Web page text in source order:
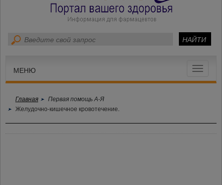
Toggle
МЕНЮ
Главная
Первая помощь А-Я
Желудочно-кишечное кровотечение.